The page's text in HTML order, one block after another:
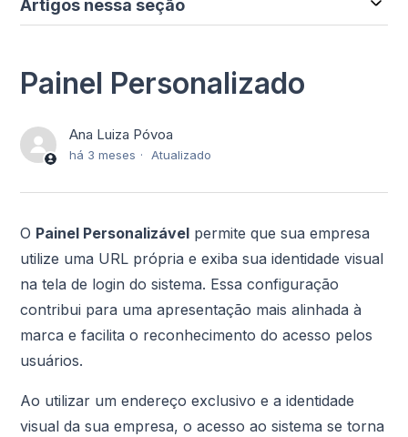
Artigos nessa seção
Painel Personalizado
Ana Luiza Póvoa
há 3 meses Atualizado
O Painel Personalizável permite que sua empresa
utilize uma URL própria e exiba sua identidade visual
na tela de login do sistema. Essa configuração
contribui para uma apresentação mais alinhada à
marca e facilita o reconhecimento do acesso pelos
usuários.
Ao utilizar um endereço exclusivo e a identidade
visual da sua empresa, o acesso ao sistema se torna